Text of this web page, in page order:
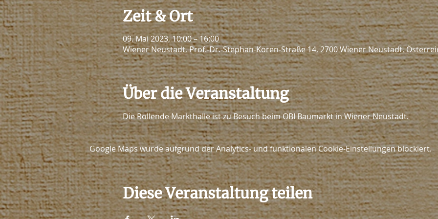
Zeit & Ort
09. Mai 2023, 10:00 – 16:00
Wiener Neustadt, Prof.-Dr.-Stephan-Koren-Straße 14, 2700 Wiener Neustadt,
Über die Veranstaltung
Die Rollende Markthalle ist zu Besuch beim OBI Baumarkt in Wiener Neustadt.
Google Maps wurde aufgrund der Analytics- und funktionalen Cookie-Einstellungen blockiert.
Diese Veranstaltung teilen